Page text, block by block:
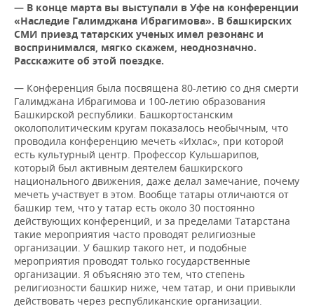
ХОККЕЙ С МЯЧОМ
ПРОИСШЕСТВИЯ
— В конце марта вы выступали в Уфе на конференции
«Наследие Галимджана Ибрагимова». В башкирских
СМИ приезд татарских ученых имел резонанс и
воспринимался, мягко скажем, неоднозначно.
Расскажите об этой поездке.
— Конференция была посвящена 80-летию со дня смерти
Галимджана Ибрагимова и 100-летию образования
Башкирской республики. Башкортостанским
околополитическим кругам показалось необычным, что
проводила конференцию мечеть «Ихлас», при которой
есть культурный центр. Профессор Кульшарипов,
который был активным деятелем башкирского
национального движения, даже делал замечание, почему
мечеть участвует в этом. Вообще татары отличаются от
башкир тем, что у татар есть около 30 постоянно
действующих конференций, и за пределами Татарстана
такие мероприятия часто проводят религиозные
организации. У башкир такого нет, и подобные
мероприятия проводят только государственные
организации. Я объясняю это тем, что степень
религиозности башкир ниже, чем татар, и они привыкли
действовать через республиканские организации.